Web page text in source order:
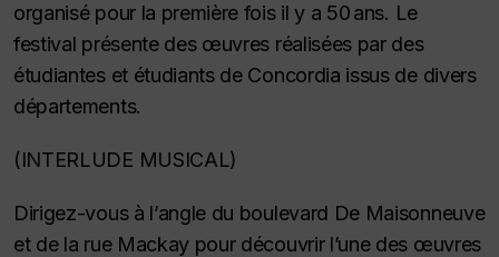
organisé pour la première fois il y a 50 ans. Le
festival présente des œuvres réalisées par des
étudiantes et étudiants de Concordia issus de divers
départements.
(INTERLUDE MUSICAL)
Dirigez-vous à l’angle du boulevard De Maisonneuve
et de la rue Mackay pour découvrir l’une des œuvres